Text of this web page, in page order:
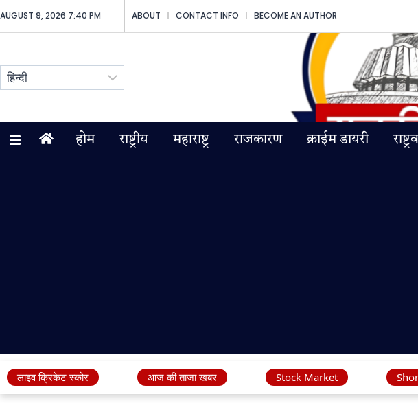
AUGUST 9, 2026 7:40 PM ABOUT CONTACT INFO BECOME AN AUTHOR
होम राष्ट्रीय महाराष्ट्र राजकारण क्राईम डायरी
लाइव क्रिकेट स्कोर आज की ताजा खबर Stock Market